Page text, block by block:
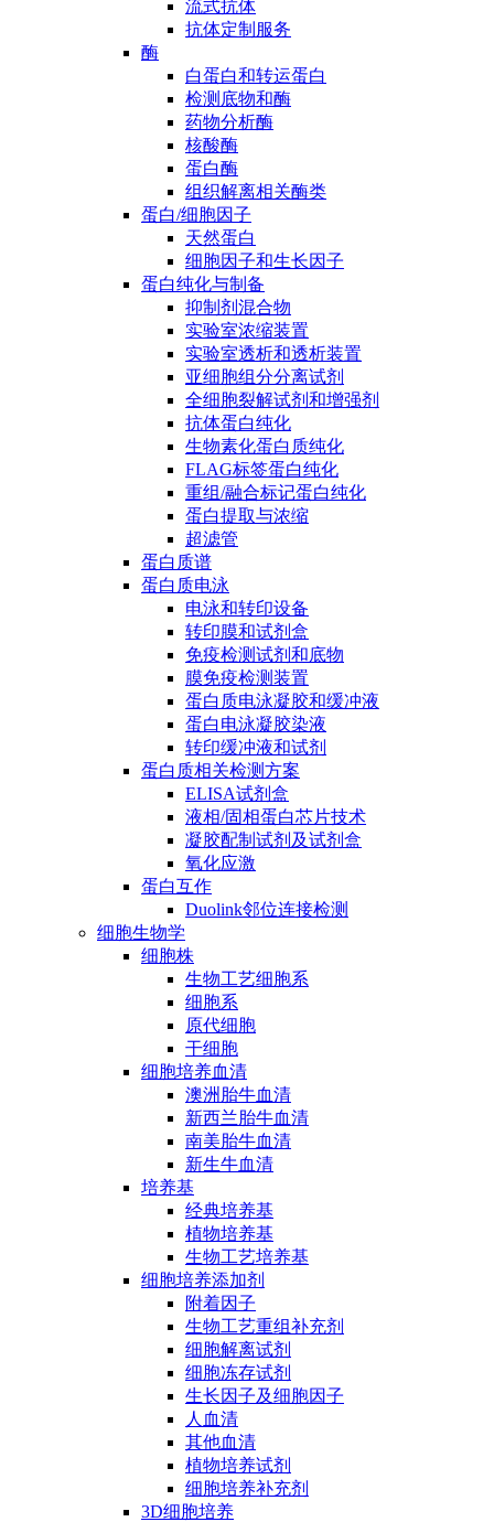
流式抗体
抗体定制服务
酶
白蛋白和转运蛋白
检测底物和酶
药物分析酶
核酸酶
蛋白酶
组织解离相关酶类
蛋白/细胞因子
天然蛋白
细胞因子和生长因子
蛋白纯化与制备
抑制剂混合物
实验室浓缩装置
实验室透析和透析装置
亚细胞组分分离试剂
全细胞裂解试剂和增强剂
抗体蛋白纯化
生物素化蛋白质纯化
FLAG标签蛋白纯化
重组/融合标记蛋白纯化
蛋白提取与浓缩
超滤管
蛋白质谱
蛋白质电泳
电泳和转印设备
转印膜和试剂盒
免疫检测试剂和底物
膜免疫检测装置
蛋白质电泳凝胶和缓冲液
蛋白电泳凝胶染液
转印缓冲液和试剂
蛋白质相关检测方案
ELISA试剂盒
液相/固相蛋白芯片技术
凝胶配制试剂及试剂盒
氧化应激
蛋白互作
Duolink邻位连接检测
细胞生物学
细胞株
生物工艺细胞系
细胞系
原代细胞
干细胞
细胞培养血清
澳洲胎牛血清
新西兰胎牛血清
南美胎牛血清
新生牛血清
培养基
经典培养基
植物培养基
生物工艺培养基
细胞培养添加剂
附着因子
生物工艺重组补充剂
细胞解离试剂
细胞冻存试剂
生长因子及细胞因子
人血清
其他血清
植物培养试剂
细胞培养补充剂
3D细胞培养